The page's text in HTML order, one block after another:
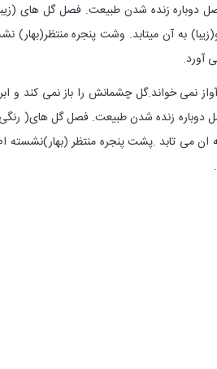
دوباره زنده شدن طبیعت. فصل گل های
به آن میتابد. وشت پنجره منتظر(بهار)
آورد.
نمی خواند.گل چشمانش را باز نمی کند
دوباره زنده شدن طبیعت. فصل گل های(
می تابد .پشت پنجره منتظر (بهار)نشسته